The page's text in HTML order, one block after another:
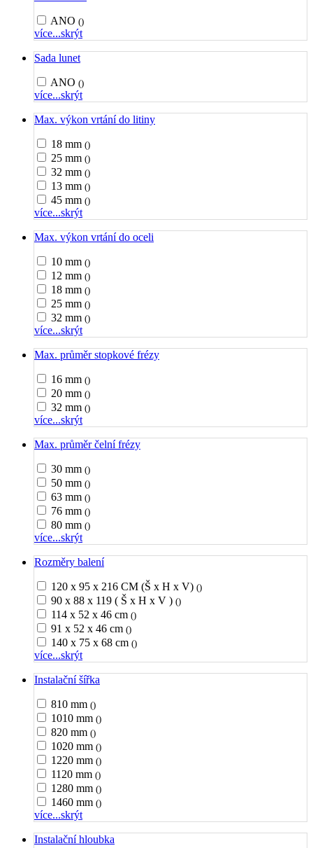
ANO ()
více...skrýt
Sada lunet
ANO ()
více...skrýt
Max. výkon vrtání do litiny
18 mm ()
25 mm ()
32 mm ()
13 mm ()
45 mm ()
více...skrýt
Max. výkon vrtání do oceli
10 mm ()
12 mm ()
18 mm ()
25 mm ()
32 mm ()
více...skrýt
Max. průměr stopkové frézy
16 mm ()
20 mm ()
32 mm ()
více...skrýt
Max. průměr čelní frézy
30 mm ()
50 mm ()
63 mm ()
76 mm ()
80 mm ()
více...skrýt
Rozměry balení
120 x 95 x 216 CM (Š x H x V) ()
90 x 88 x 119 ( Š x H x V ) ()
114 x 52 x 46 cm ()
91 x 52 x 46 cm ()
140 x 75 x 68 cm ()
více...skrýt
Instalační šířka
810 mm ()
1010 mm ()
820 mm ()
1020 mm ()
1220 mm ()
1120 mm ()
1280 mm ()
1460 mm ()
více...skrýt
Instalační hloubka